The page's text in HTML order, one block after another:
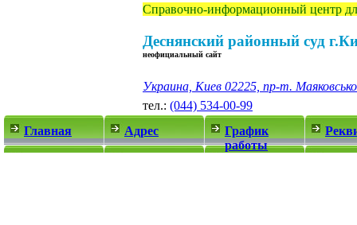
Справочно-информационный центр
Деснянский районный суд
неофициальный сайт
Украина, Киев 02225, пр-т.
тел.: (044) 534-00-99
Главная
Адрес
График
работы